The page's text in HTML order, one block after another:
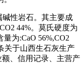
碱性岩石。其主要成
44%。莫氏硬度为
为:CaO 56%,CO2
关于山西生石灰生产
、信用记录、主营产